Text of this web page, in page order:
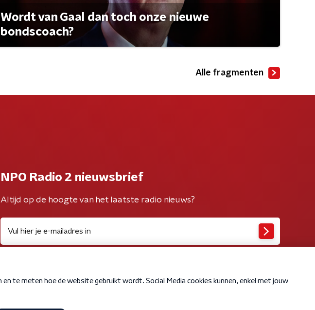
Wordt van Gaal dan toch onze nieuwe
bondscoach?
Alle fragmenten
NPO Radio 2 nieuwsbrief
Altijd op de hoogte van het laatste radio nieuws?